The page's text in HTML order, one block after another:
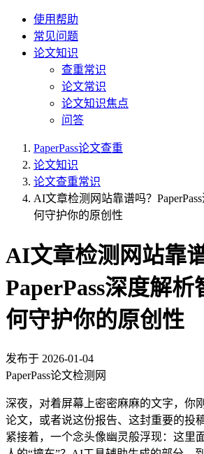
使用帮助
常见问题
论文知识
查重常识
论文常识
论文知识焦点
问答
PaperPass论文查重
论文知识
论文查重常识
AI文章检测网站靠谱吗？
何守护你的原创性
AI文章检测网站靠
PaperPass深度解析
何守护你的原创性
发布于 2026-01-04
PaperPass论文检测网
深夜，对着屏幕上密密麻麻的文字，你
论文，或者说这份报告、这封重要的投
紧接着，一个念头像幽灵般浮现：这里